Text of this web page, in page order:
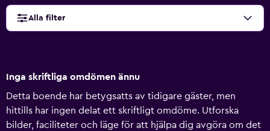
Alla filter
Inga skriftliga omdömen ännu
Detta boende har betygsatts av tidigare gäster, men
hittills har ingen delat ett skriftligt omdöme. Utforska
bilder, faciliteter och läge för att hjälpa dig avgöra om det